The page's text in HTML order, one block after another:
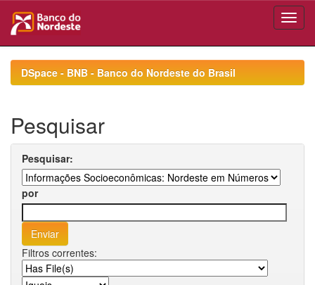
navigationDSpace - BNB - Banco do Nordeste do Brasil
Pesquisar
Pesquisar:
por
Filtros correntes: